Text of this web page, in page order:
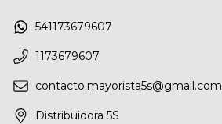
541173679607
1173679607
contacto.mayorista5s@gmail.com
Distribuidora 5S